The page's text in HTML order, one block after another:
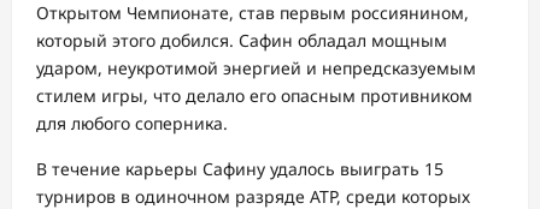
Открытом Чемпионате, став первым россиянином,
который этого добился. Сафин обладал мощным
ударом, неукротимой энергией и непредсказуемым
стилем игры, что делало его опасным противником
для любого соперника.
В течение карьеры Сафину удалось выиграть 15
турниров в одиночном разряде АТР, среди которых